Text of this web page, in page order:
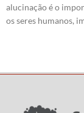
alucinação é o
os seres humanos,